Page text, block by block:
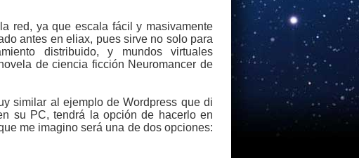
red, ya que escala fácil y masivamente
antes en eliax, pues sirve no solo para
distribuido, y mundos virtuales
de ciencia ficción Neuromancer de
similar al ejemplo de Wordpress que di
su PC, tendrá la opción de hacerlo en
me imagino será una de dos opciones: